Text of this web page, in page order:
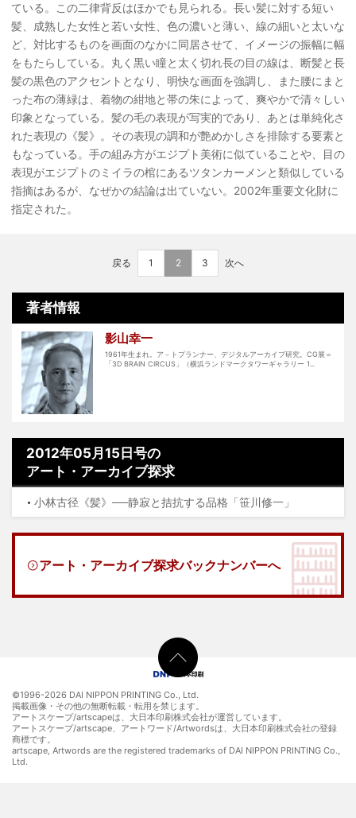
ている。この二律背反はほかでも見られる。長い髪に対する短い
髪、成熟した女性と若い女性、色の濃いと薄い、線の細いと太いな
ど、対比するものを画面のなかに同居させて、イメージの振幅に幅
をもたらしている。丸く黒い瞳と太く切れ長の目の線は、断髪と長
髪の黒色のアクセントとなり、明快な画面を強調し、また腰にまと
った布の薄緑は、着物の紺地と帯の朱によって、爽やかで清々しい
印象となっている。髪の毛の表現が写実的であり、あとは単純化さ
れた表現の《髪》。その表現の調和が艶めかしさを排除する要素と
もなっている。手の組み方がエジプト美術に似ていることや、目の
表現がエジプトのミイラの棺にあるツタンカーメンと類似している
指摘はあるが、なぜかの結論は出ていない。2002年重要文化財に
指定された。
戻る 1 2 3 次へ
著者情報
影山幸一
1961年生まれ。ア－トプランナー、デジタルアーカイブ研究。CG展＝
「3D BRAIN CIRCUS」（横浜ランドマークタワーギャラリー 1...
2012年05月15日号の
アート・アーカイブ探求
小林古径《髪》──静寂と拮抗する品格「笹川修一」
アート・アーカイブ探求バックナンバーへ
©1996-2026 DAI NIPPON PRINTING Co., Ltd.
掲載画像・その他の無断転載・転用を禁じます。
アートスケープ/artscapeは、大日本印刷株式会社が運営しています。
アートスケープ/artscape、アートワード/Artwordsは、大日本印刷株式会社の登録
商標です。
artscape, Artwords are the registered trademarks of DAI NIPPON PRINTING Co.,
Ltd.